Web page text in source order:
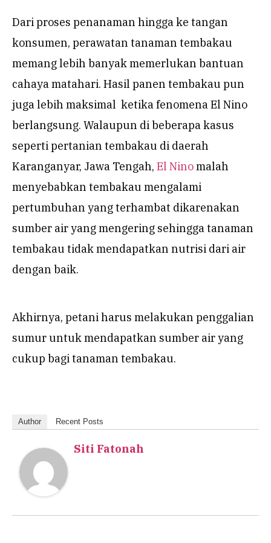
Dari proses penanaman hingga ke tangan
konsumen, perawatan tanaman tembakau
memang lebih banyak memerlukan bantuan
cahaya matahari. Hasil panen tembakau pun
juga lebih maksimal ketika fenomena El Nino
berlangsung. Walaupun di beberapa kasus
seperti pertanian tembakau di daerah
Karanganyar, Jawa Tengah, El Ninomalah
menyebabkan tembakau mengalami
pertumbuhan yang terhambat dikarenakan
sumber air yang mengering sehingga tanaman
tembakau tidak mendapatkan nutrisi dari air
dengan baik.
Akhirnya, petani harus melakukan penggalian
sumur untuk mendapatkan sumber air yang
cukup bagi tanaman tembakau.
Author Recent Posts
Siti Fatonah